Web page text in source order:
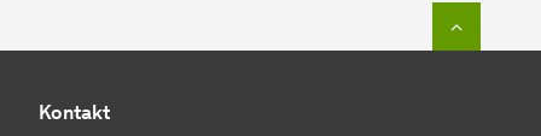
Kontakt